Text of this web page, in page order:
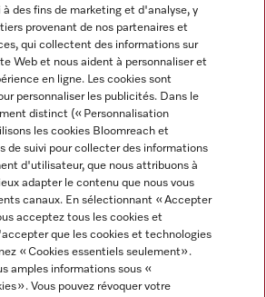
des fins de marketing et d'analyse, y
provenant de nos partenaires et
qui collectent des informations sur
Web et nous aident à personnaliser et
en ligne. Les cookies sont
personnaliser les publicités. Dans le
distinct (« Personnalisation
les cookies Bloomreach et
de suivi pour collecter des informations
d'utilisateur, que nous attribuons à
adapter le contenu que nous vous
canaux. En sélectionnant « Accepter
acceptez tous les cookies et
que les cookies et technologies
« Cookies essentiels seulement».
amples informations sous «
». Vous pouvez révoquer votre